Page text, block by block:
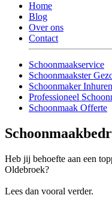
Home
Blog
Over ons
Contact
Schoonmaakservice
Schoonmaakster
Schoonmaker Inhuren
Professioneel
Schoonmaak Offerte
Heb jij behoefte aan een
Oldebroek?
Lees dan vooral verder.